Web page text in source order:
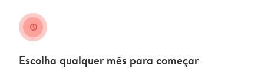
clock
Escolha qualquer mês para começar